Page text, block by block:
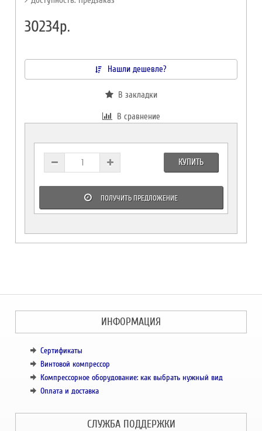
30234р.
Нашли дешевле?
В закладки
В сравнение
КУПИТЬ
ПОЛУЧИТЬ ПРЕДЛОЖЕНИЕ
ИНФОРМАЦИЯ
Сертификаты
Винтовой компрессор
Компрессорное оборудование: как выбрать нужный вид
Оплата и доставка
СЛУЖБА ПОДДЕРЖКИ